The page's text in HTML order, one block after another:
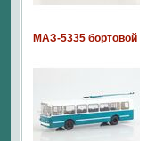
МАЗ-5335 бортовой